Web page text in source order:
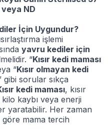
ND
İçin Uygundur?
işlemi
yavru kediler için
“Kısır kedi maması
“Kısır olmayan kedi
gibi sorular sıkça
kedi maması, kısır
kaybı veya enerji
yaratabilir. Her zaman
mama tercih